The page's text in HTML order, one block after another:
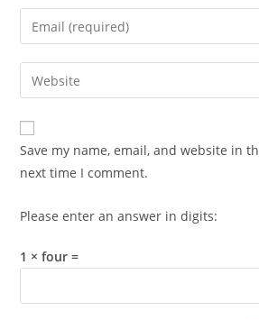
name
comment
Enter
your
email
address
comment
Enter
your
website
URL
(optional)
Save my name, email, and website in
next time I comment.
Please enter an answer in digits:
1 × four =